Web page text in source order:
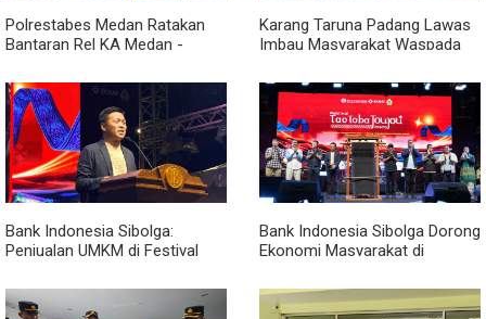
Polrestabes Medan Ratakan
Bantaran Rel KA Medan -
Narkoba, Sita 3 Kg Ganja dan
Sejumlah Paket Sabu
Karang Taruna Padang Lawas
Imbau Masyarakat Waspada
Bank Indonesia Sibolga:
Penjualan UMKM di Festival
Bank Indonesia Sibolga Dorong
Ekonomi Masyarakat di
2026